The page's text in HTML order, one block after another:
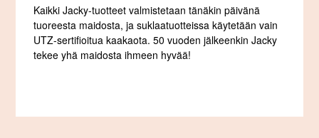
Kaikki Jacky-tuotteet valmistetaan tänäkin päivänä
tuoreesta maidosta, ja suklaatuotteissa käytetään vain
UTZ-sertifioitua kaakaota. 50 vuoden jälkeenkin Jacky
tekee yhä maidosta ihmeen hyvää!